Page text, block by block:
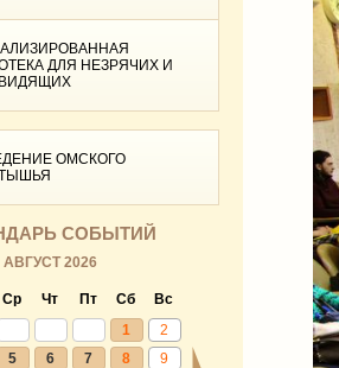
ДЛЯ НЕЗРЯЧИХ И
ОМСКОГО
СОБЫТИЙ
АВГУСТ 2026
Ср Чт Пт Сб
Вс
1
2
5 6 7 8
9